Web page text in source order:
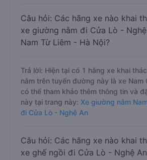
Câu hỏi: Các hãng xe nào khai
xe giường nằm đi Cửa Lò -
Nam Từ Liêm - Hà Nội?
Trả lời: Hiện tại có 1 hãng xe khai
nằm trên tuyến đường này là xe Nam
có thể tham khảo thêm thông tin và
này tại trang này: Xe giường nằm
đi Cửa Lò - Nghệ An
Câu hỏi: Các hãng xe nào khai
xe ghế ngồi đi Cửa Lò - Nghệ